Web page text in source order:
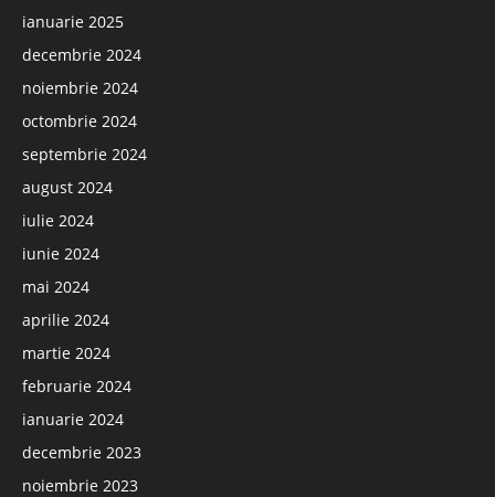
ianuarie 2025
decembrie 2024
noiembrie 2024
octombrie 2024
septembrie 2024
august 2024
iulie 2024
iunie 2024
mai 2024
aprilie 2024
martie 2024
februarie 2024
ianuarie 2024
decembrie 2023
noiembrie 2023